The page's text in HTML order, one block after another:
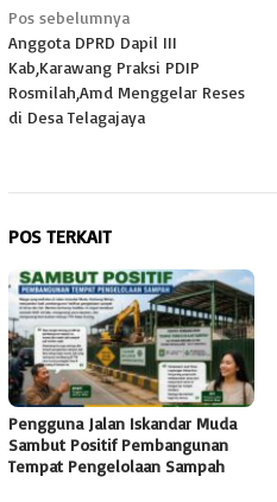
Navigasi
pos
Pos sebelumnya
Anggota DPRD Dapil III
Kab,Karawang Praksi PDIP
Rosmilah,Amd Menggelar Reses
di Desa Telagajaya
POS TERKAIT
Pengguna Jalan Iskandar Muda
Sambut Positif Pembangunan
Tempat Pengelolaan Sampah